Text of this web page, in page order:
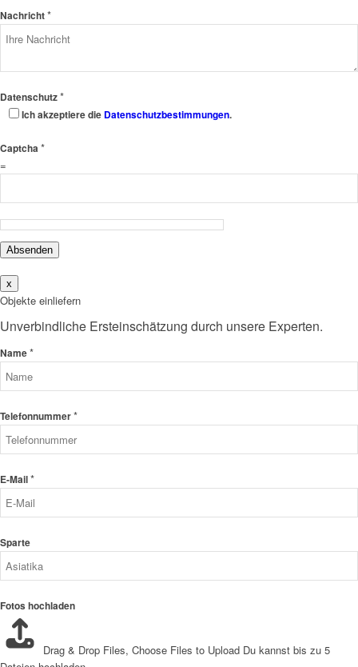
Nachricht*
Datenschutz*
Ich akzeptiere die Datenschutzbestimmungen.
Captcha *
=
Absenden
x
Objekte einliefern
Unverbindliche Ersteinschätzung durch unsere Experten.
Name*
Telefonnummer*
E-Mail*
Sparte
Fotos hochladen
Drag & Drop Files, Choose Files to Upload Du kannst bis zu 5